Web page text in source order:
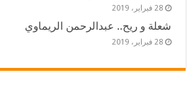
28 فبراير، 2019
شعلة و ريح.. عبدالرحمن الريماوي
28 فبراير، 2019